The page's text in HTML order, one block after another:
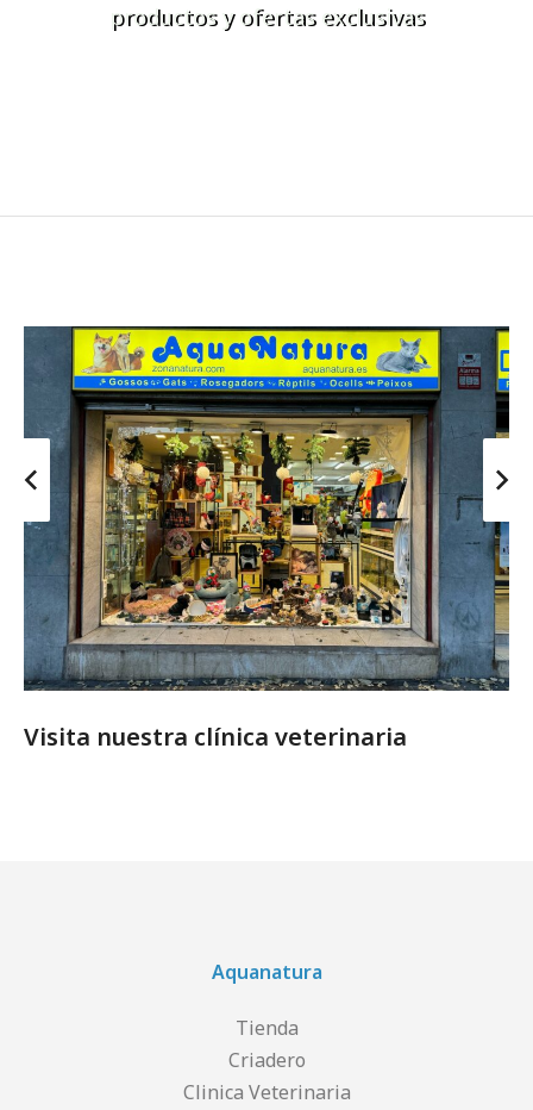
productos y ofertas exclusivas
Visita nuestra clínica veterinaria
Aquanatura
Tienda
Criadero
Clinica Veterinaria